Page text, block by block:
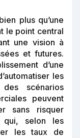
plus qu’une
le point central
une vision à
et futures.
d’une
les
scénarios
peuvent
sans risquer
qui, selon les
les taux de